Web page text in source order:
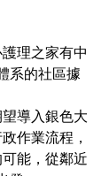
理之家有中
系的社區據
導入銀色大
作業流程，
能，從鄰近